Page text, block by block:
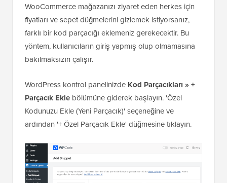
WooCommerce mağazanızı ziyaret eden herkes için
fiyatları ve sepet düğmelerini gizlemek istiyorsanız,
farklı bir kod parçacığı eklemeniz gerekecektir. Bu
yöntem, kullanıcıların giriş yapmış olup olmamasına
bakılmaksızın çalışır.
WordPress kontrol panelinizde Kod Parçacıkları » +
Parçacık Ekle bölümüne giderek başlayın. 'Özel
Kodunuzu Ekle (Yeni Parçacık)' seçeneğine ve
ardından '+ Özel Parçacık Ekle' düğmesine tıklayın.